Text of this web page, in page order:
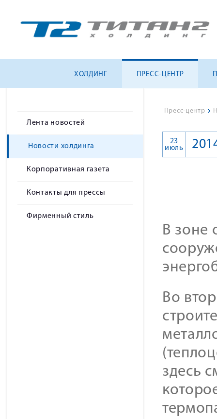
ХОЛДИНГ ПРЕСС-ЦЕНТР
Лента новостей
Новости холдинга
Корпоративная газета
Контакты для прессы
Фирменный стиль
Пресс-центр >
23
июль
В зоне
Во
здесь